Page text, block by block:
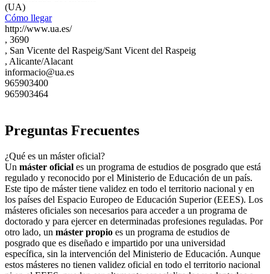
(UA)
Cómo llegar
http://www.ua.es/
, 3690
, San Vicente del Raspeig/Sant Vicent del Raspeig
, Alicante/Alacant
informacio@ua.es
965903400
965903464
Preguntas Frecuentes
¿Qué es un máster oficial?
Un máster oficial es un programa de estudios de posgrado que está
regulado y reconocido por el Ministerio de Educación de un país.
Este tipo de máster tiene validez en todo el territorio nacional y en
los países del Espacio Europeo de Educación Superior (EEES). Los
másteres oficiales son necesarios para acceder a un programa de
doctorado y para ejercer en determinadas profesiones reguladas. Por
otro lado, un máster propio es un programa de estudios de
posgrado que es diseñado e impartido por una universidad
específica, sin la intervención del Ministerio de Educación. Aunque
estos másteres no tienen validez oficial en todo el territorio nacional